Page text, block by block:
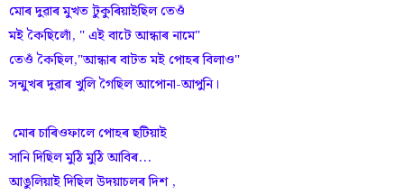
মোৰ দুৱাৰ মুখত টুকুৰিয়াইছিল তেওঁ
মই কৈছিলোঁ, " এই বাটে আন্ধাৰ নামে"
তেওঁ কৈছিল,"আন্ধাৰ বাটত মই পোহৰ বিলাও"
সন্মুখৰ দুৱাৰ খুলি গৈছিল আপোনা-আপুনি।
মোৰ চাৰিওফালে পোহৰ ছটিয়াই
সানি দিছিল মুঠি মুঠি আবিৰ...
আঙুলিয়াই দিছিল উদয়াচলৰ দিশ ,